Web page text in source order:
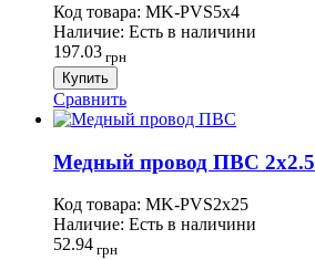
Код товара: MK-PVS5х4
Наличие: Есть в наличини
197.03 грн
Купить
Сравнить
Медный провод ПВС 2х2.5
Код товара: MK-PVS2х25
Наличие: Есть в наличини
52.94 грн